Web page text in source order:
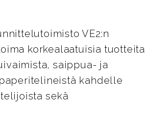
VE2:n
korkealaatuisia tuotteita
saippua- ja
kahdelle
sekä